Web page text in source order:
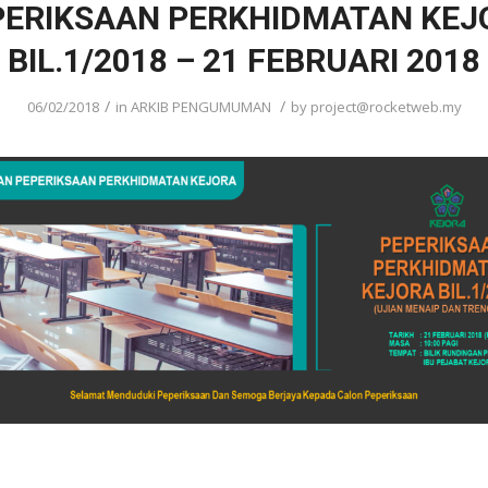
PERKHIDMATAN
BIL.1/2018 – 21 FEBRUARI 2018
06/02/2018 / in ARKIB PENGUMUMAN / by project@rocketweb.my